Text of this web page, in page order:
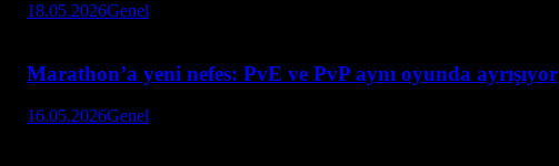
18.05.2026Genel
Marathon’a yeni nefes: PvE ve PvP aynı oyunda ayrışıyor
16.05.2026Genel